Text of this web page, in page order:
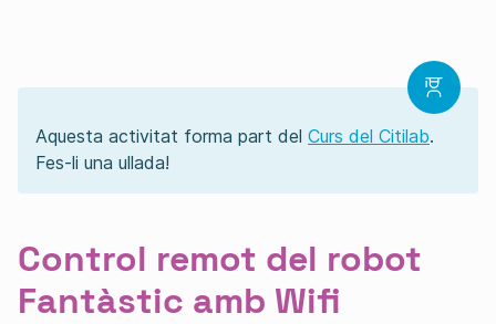
Aquesta activitat forma part del Curs del Citilab.
Fes-li una ullada!
Control remot del robot
Fantàstic amb Wifi